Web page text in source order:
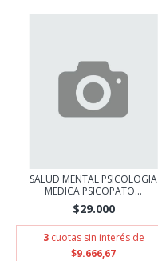
SALUD MENTAL PSICOLOGIA
MEDICA PSICOPATO...
$29.000
3 cuotas sin interés de
$9.666,67